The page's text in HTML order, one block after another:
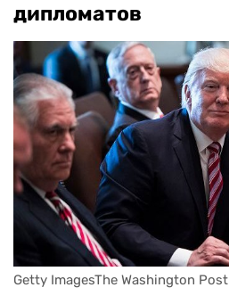
дипломатов
Getty ImagesThe Washington Post